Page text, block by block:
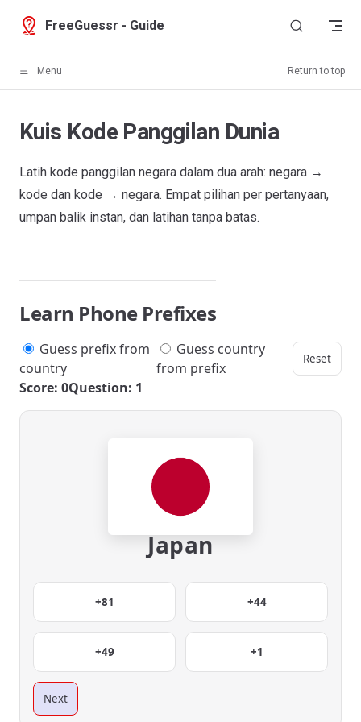
Skip to content
FreeGuessr - Guide
Menu Return to top
Kuis Kode Panggilan Dunia
Latih kode panggilan negara dalam dua arah: negara →
kode dan kode → negara. Empat pilihan per pertanyaan,
umpan balik instan, dan latihan tanpa batas.
Learn Phone Prefixes
Guess prefix from
country
Guess country
from prefix
Reset
Score: 0Question: 1
Japan
+81 +44
+49 +1
Next